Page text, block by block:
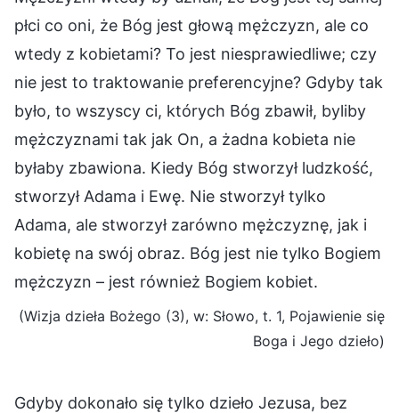
płci co oni, że Bóg jest głową mężczyzn, ale co
wtedy z kobietami? To jest niesprawiedliwe; czy
nie jest to traktowanie preferencyjne? Gdyby tak
było, to wszyscy ci, których Bóg zbawił, byliby
mężczyznami tak jak On, a żadna kobieta nie
byłaby zbawiona. Kiedy Bóg stworzył ludzkość,
stworzył Adama i Ewę. Nie stworzył tylko
Adama, ale stworzył zarówno mężczyznę, jak i
kobietę na swój obraz. Bóg jest nie tylko Bogiem
mężczyzn – jest również Bogiem kobiet.
(Wizja dzieła Bożego (3), w: Słowo, t. 1, Pojawienie się
Boga i Jego dzieło)
Gdyby dokonało się tylko dzieło Jezusa, bez